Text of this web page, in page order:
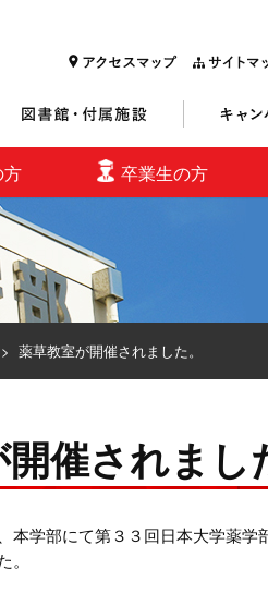
卒業生の方
> 薬草教室が開催されました。
催されまし
本学部にて第３３回日本大学薬学